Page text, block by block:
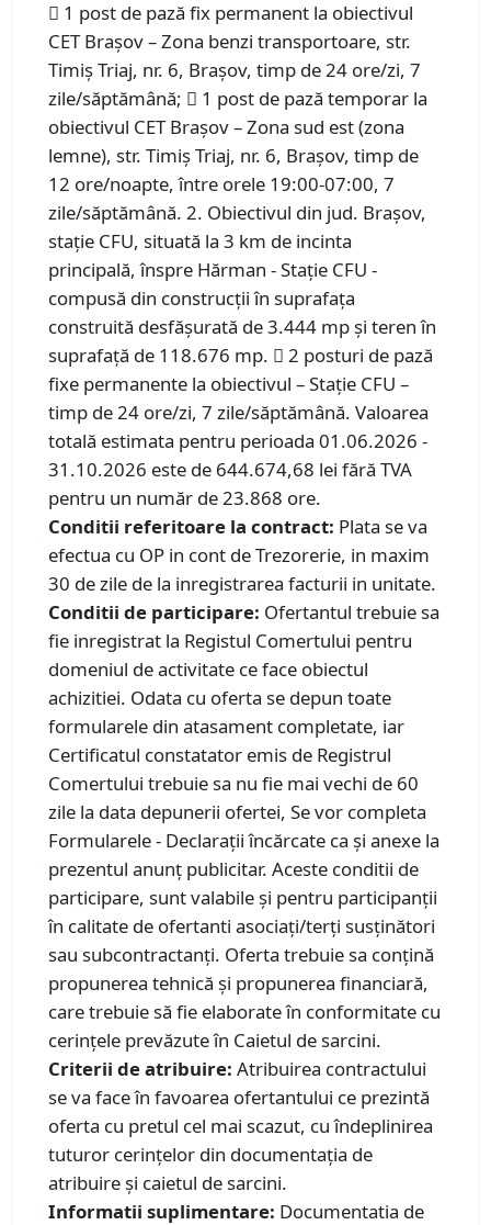
 1 post de pază fix permanent la obiectivul
CET Brașov – Zona benzi transportoare, str.
Timiș Triaj, nr. 6, Brașov, timp de 24 ore/zi, 7
zile/săptămână;  1 post de pază temporar la
obiectivul CET Brașov – Zona sud est (zona
lemne), str. Timiș Triaj, nr. 6, Brașov, timp de
12 ore/noapte, între orele 19:00-07:00, 7
zile/săptămână. 2. Obiectivul din jud. Brașov,
stație CFU, situată la 3 km de incinta
principală, înspre Hărman - Stație CFU -
compusă din construcții în suprafața
construită desfășurată de 3.444 mp și teren în
suprafață de 118.676 mp.  2 posturi de pază
fixe permanente la obiectivul – Stație CFU –
timp de 24 ore/zi, 7 zile/săptămână. Valoarea
totală estimata pentru perioada 01.06.2026 -
31.10.2026 este de 644.674,68 lei fără TVA
pentru un număr de 23.868 ore.
Conditii referitoare la contract: Plata se va
efectua cu OP in cont de Trezorerie, in maxim
30 de zile de la inregistrarea facturii in unitate.
Conditii de participare: Ofertantul trebuie sa
fie inregistrat la Registul Comertului pentru
domeniul de activitate ce face obiectul
achizitiei. Odata cu oferta se depun toate
formularele din atasament completate, iar
Certificatul constatator emis de Registrul
Comertului trebuie sa nu fie mai vechi de 60
zile la data depunerii ofertei, Se vor completa
Formularele - Declarații încărcate ca și anexe la
prezentul anunț publicitar. Aceste conditii de
participare, sunt valabile și pentru participanții
în calitate de ofertanti asociați/terţi susţinători
sau subcontractanți. Oferta trebuie sa conțină
propunerea tehnică și propunerea financiară,
care trebuie să fie elaborate în conformitate cu
cerințele prevăzute în Caietul de sarcini.
Criterii de atribuire: Atribuirea contractului
se va face în favoarea ofertantului ce prezintă
oferta cu pretul cel mai scazut, cu îndeplinirea
tuturor cerințelor din documentația de
atribuire și caietul de sarcini.
Informatii suplimentare: Documentatia de